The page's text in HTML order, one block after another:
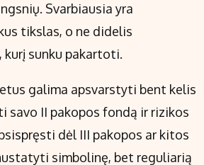
Svarbiausia yra
tikslas, o ne didelis
kurį sunku pakartoti.
galima apsvarstyti bent kelis
savo II pakopos fondą ir rizikos
dėl III pakopos ar kitos
simbolinę, bet reguliarią